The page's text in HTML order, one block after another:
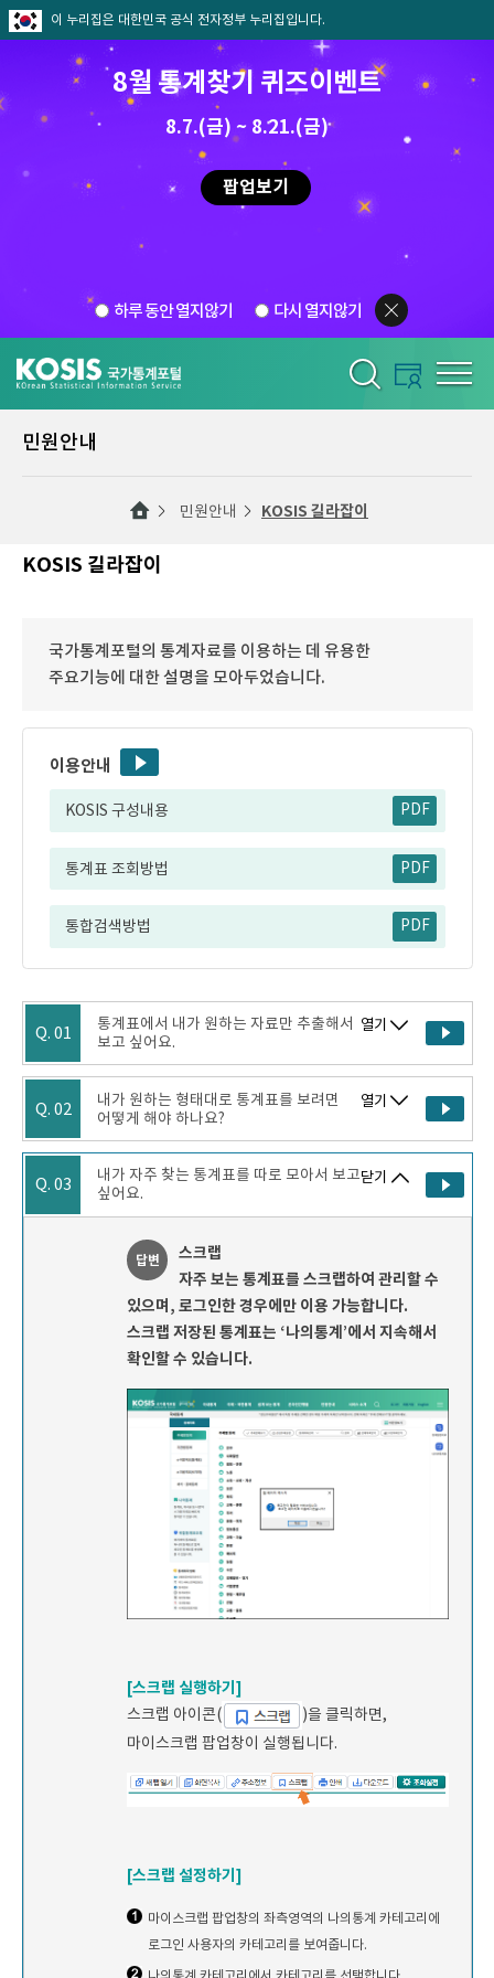
이 누리집은 대한민국 공식 전자정부 누리집입니다.
8월 통계찾기 퀴즈이벤트
8.7.(금) ~ 8.21.(금)
팝업보기
하루 동안 열지않기 다시 열지않기
민원안내
민원안내 KOSIS 길라잡이
KOSIS 길라잡이
국가통계포털의 통계자료를 이용하는 데 유용한
주요기능에 대한 설명을 모아두었습니다.
이용안내
KOSIS 구성내용 PDF
통계표 조회방법 PDF
통합검색방법 PDF
Q. 01
통계표에서 내가 원하는 자료만 추출해서
보고 싶어요.
열기
Q. 02
내가 원하는 형태대로 통계표를 보려면
어떻게 해야 하나요?
열기
Q. 03
내가 자주 찾는 통계표를 따로 모아서 보고
싶어요.
답변
스크랩
자주 보는 통계표를 스크랩하여 관리할 수
있으며, 로그인한 경우에만 이용 가능합니다.
스크랩 저장된 통계표는 ‘나의통계’에서 지속해서
확인할 수 있습니다.
[스크랩 실행하기]
스크랩 아이콘(
)을 클릭하면,
마이스크랩 팝업창이 실행됩니다.
[스크랩 설정하기]
마이스크랩 팝업창의 좌측영역의 나의통계 카테고리에
로그인 사용자의 카테고리를 보여줍니다.
닫기